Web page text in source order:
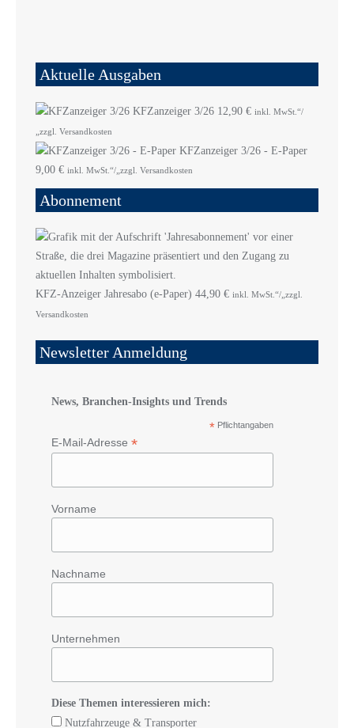
Aktuelle Ausgaben
KFZanzeiger 3/26 12,90 € inkl. MwSt.“/
„zzgl. Versandkosten
KFZanzeiger 3/26 - E-Paper
9,00 € inkl. MwSt.“/„zzgl. Versandkosten
Abonnement
KFZ-Anzeiger Jahresabo (e-Paper) 44,90 € inkl. MwSt.“/„zzgl.
Versandkosten
Newsletter Anmeldung
News, Branchen-Insights und Trends
* Pflichtangaben
E-Mail-Adresse *
Vorname
Nachname
Unternehmen
Diese Themen interessieren mich:
Nutzfahrzeuge & Transporter